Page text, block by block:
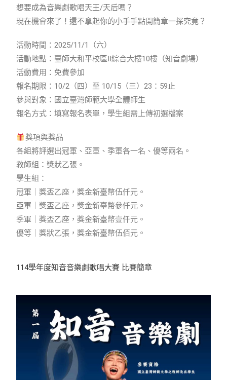
想要成為音樂劇歌唱天王/天后嗎？
現在機會來了！還不拿起你的小手手點開簡章一探究竟？
活動時間：2025/11/1（六）
活動地點：臺師大和平校區II綜合大樓10樓（知音劇場）
活動費用：免費參加
報名期限：10/2（四）至 10/15（三）23：59止
參與對象：國立臺灣師範大學全體師生
報名方式：填寫報名表單，學生組需上傳初選檔案
獎項與獎品
各組將評選出冠軍、亞軍、季軍各一名、優等兩名。
教師組：獎狀乙張。
學生組：
冠軍｜獎盃乙座，獎金新臺幣伍仟元。
亞軍｜獎盃乙座，獎金新臺幣參仟元。
季軍｜獎盃乙座，獎金新臺幣壹仟元。
優等｜獎狀乙張，獎金新臺幣伍佰元。
114學年度知音音樂劇歌唱大賽 比賽簡章